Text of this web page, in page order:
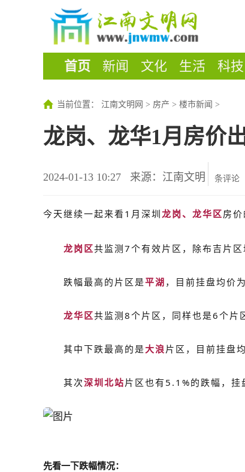
首页 新闻 文化 生活 科技
当前位置： 江南文明网 > 房产 > 楼市新闻 >
龙岗、龙华1月房价
2024-01-13 10:27 来源：江南文明 条评论
今天继续一起来看1月深圳龙岗、龙华区房价
龙岗区共监测7个有效片区，除布吉片
跌幅最高的片区是平湖 ，目前挂盘均价
龙华区共监测8个片区，同样也是6个片
其中下跌最高的是大浪片区，目前挂盘
其次深圳北站片区也有5.1%的跌幅，挂
先看一下跌幅情况：